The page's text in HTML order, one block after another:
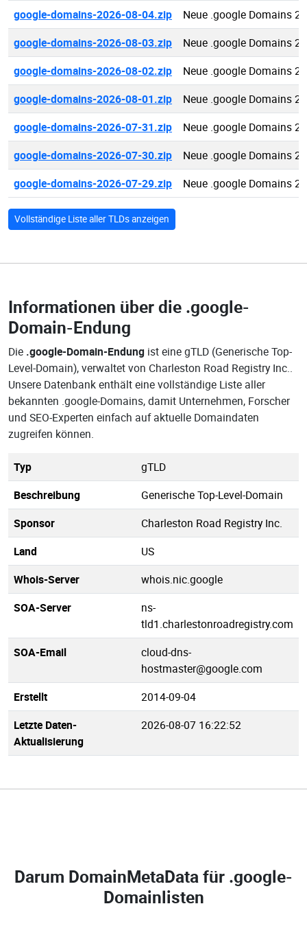
google-domains-2026-08-04.zip
Neue .google Domains
google-domains-2026-08-03.zip
Neue .google Domains
google-domains-2026-08-02.zip
Neue .google Domains
google-domains-2026-08-01.zip
Neue .google Domains
google-domains-2026-07-31.zip
Neue .google Domains
google-domains-2026-07-30.zip
Neue .google Domains
google-domains-2026-07-29.zip
Neue .google Domains
Vollständige Liste aller TLDs anzeigen
Informationen über die .google-
Domain-Endung
Die .google-Domain-Endung ist eine gTLD (Generische Top-
Level-Domain), verwaltet von Charleston Road Registry Inc..
Unsere Datenbank enthält eine vollständige Liste aller
bekannten .google-Domains, damit Unternehmen, Forscher
und SEO-Experten einfach auf aktuelle Domaindaten
zugreifen können.
Typ
gTLD
Beschreibung
Generische Top-Level-Domain
Sponsor
Charleston Road Registry Inc.
Land
US
Whois-Server
whois.nic.google
SOA-Server
ns-
tld1.charlestonroadregistry.com
SOA-Email
cloud-dns-
hostmaster@google.com
Erstellt
2014-09-04
Letzte Daten-
Aktualisierung
2026-08-07 16:22:52
Darum DomainMetaData für .google-
Domainlisten